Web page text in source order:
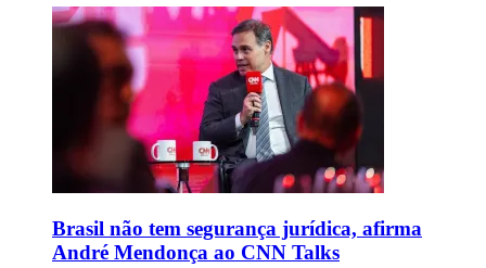
Brasil não tem segurança jurídica, afirma
André Mendonça ao CNN Talks